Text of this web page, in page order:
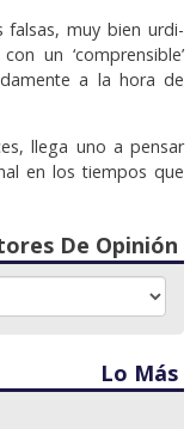
falsas, muy bien ur­di­
un ‘com­pren­sible’
a la hora de
llega uno a pensar
en los tiempos que
De Opinión
Lo Más